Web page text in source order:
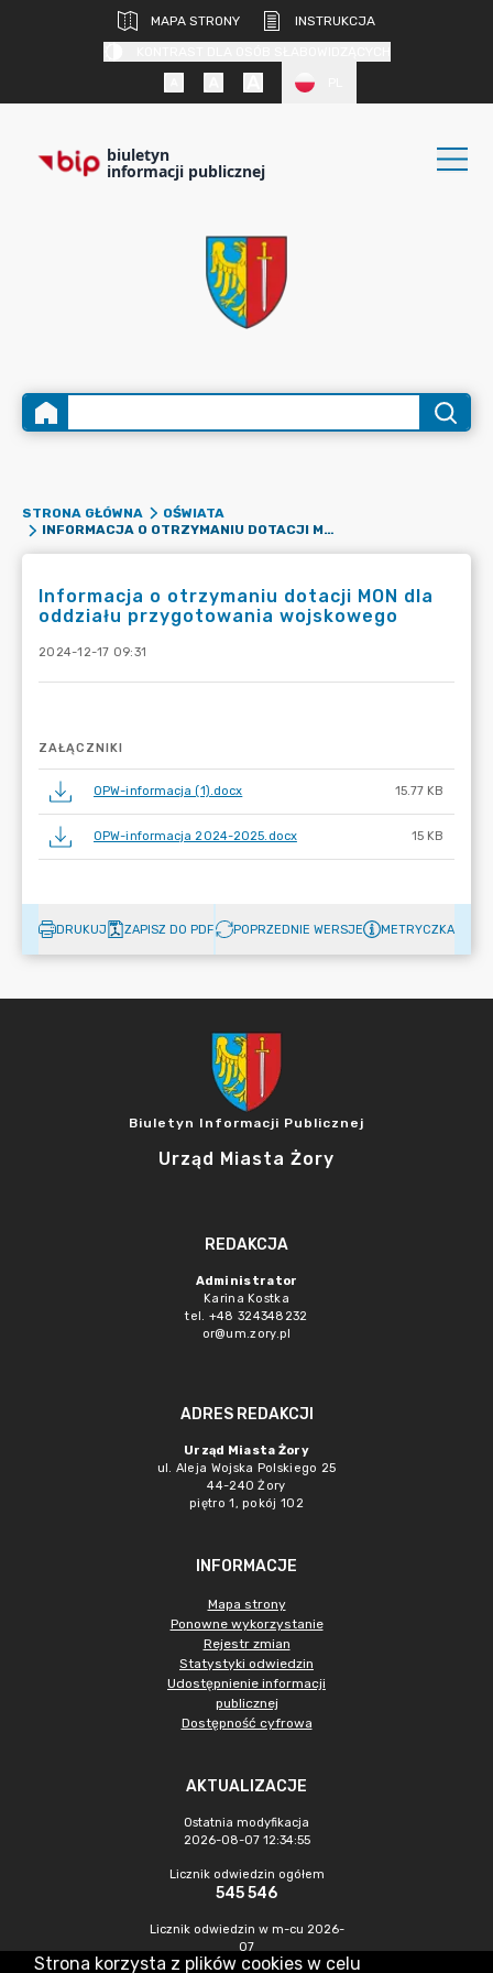
MAPA STRONY
INSTRUKCJA
biuletyn
informacji publicznej
STRONA GŁÓWNA
OŚWIATA
INFORMACJA O OTRZYMANIU DOTACJI MON DLA ODDZIAŁU PRZYGOTOWANIA WOJSKOWEGO
Informacja o otrzymaniu dotacji MON dla
oddziału przygotowania wojskowego
2024-12-17 09:31
ZAŁĄCZNIKI
OPW-informacja (1).docx 15.77 KB
OPW-informacja 2024-2025.docx 15 KB
DRUKUJ ZAPISZ DO PDF POPRZEDNIE WERSJE METRYCZKA
Biuletyn Informacji Publicznej
Urząd Miasta Żory
REDAKCJA
Administrator
Karina Kostka
tel. +48 324348232
or@um.zory.pl
ADRES REDAKCJI
Urząd Miasta Żory
ul. Aleja Wojska Polskiego 25
44-240 Żory
piętro 1, pokój 102
INFORMACJE
Mapa strony
Ponowne wykorzystanie
Rejestr zmian
Statystyki odwiedzin
Udostępnienie informacji
publicznej
Dostępność cyfrowa
AKTUALIZACJE
Ostatnia modyfikacja
2026-08-07 12:34:55
Licznik odwiedzin ogółem
545 546
Licznik odwiedzin w m-cu 2026-
07
1 562
Strona korzysta z plików cookies w celu